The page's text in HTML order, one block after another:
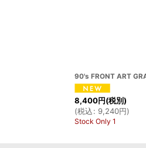
90's FRONT ART
8,400円(税別)
(税込: 9,240円)
Stock Only 1